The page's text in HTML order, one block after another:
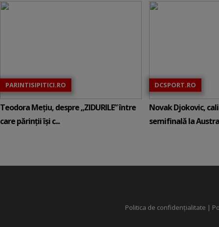
PARINTISIPITICI.RO
Teodora Mețiu, despre „ZIDURILE” între
care părinții își c...
DCSPORT.RO
Novak Djokovic,
semifinală la
Politica de confidențialitate |